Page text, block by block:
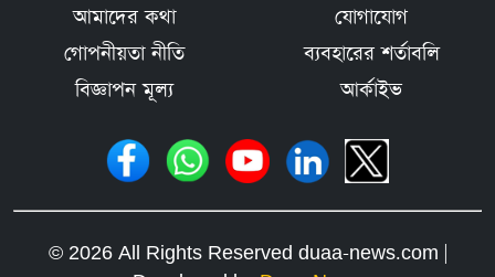
আমাদের কথা
যোগাযোগ
গোপনীয়তা নীতি
ব্যবহারের শর্তাবলি
বিজ্ঞাপন মূল্য
আর্কাইভ
© 2026 All Rights Reserved duaa-news.com |